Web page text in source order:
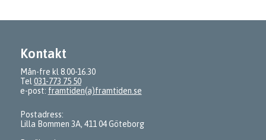
Kontakt
Mån-fre kl 8.00-16.30
Tel 031-773 75 50
e-post: framtiden(a)framtiden.se
Postadress:
Lilla Bommen 3A, 411 04 Göteborg